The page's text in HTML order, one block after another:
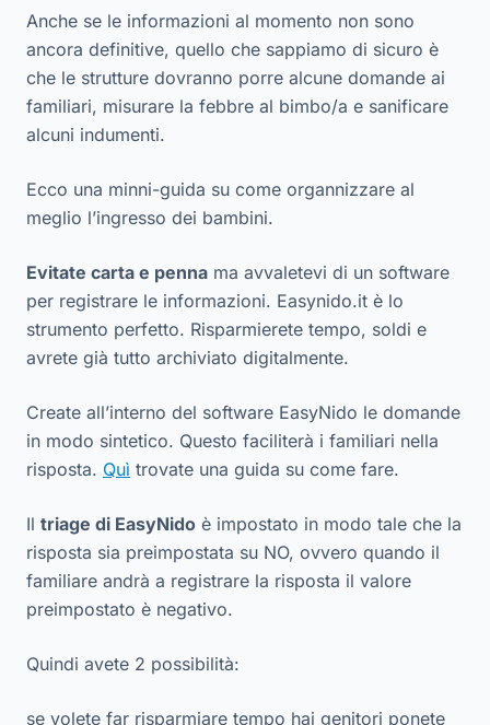
Anche se le informazioni al momento non sono
ancora definitive, quello che sappiamo di sicuro è
che le strutture dovranno porre alcune domande ai
familiari, misurare la febbre al bimbo/a e sanificare
alcuni indumenti.
Ecco una minni-guida su come organnizzare al
meglio l’ingresso dei bambini.
Evitate carta e penna ma avvaletevi di un software
per registrare le informazioni. Easynido.it è lo
strumento perfetto. Risparmierete tempo, soldi e
avrete già tutto archiviato digitalmente.
Create all’interno del software EasyNido le domande
in modo sintetico. Questo faciliterà i familiari nella
risposta. Quì trovate una guida su come fare.
Il triage di EasyNido è impostato in modo tale che la
risposta sia preimpostata su NO, ovvero quando il
familiare andrà a registrare la risposta il valore
preimpostato è negativo.
Quindi avete 2 possibilità:
se volete far risparmiare tempo hai genitori ponete